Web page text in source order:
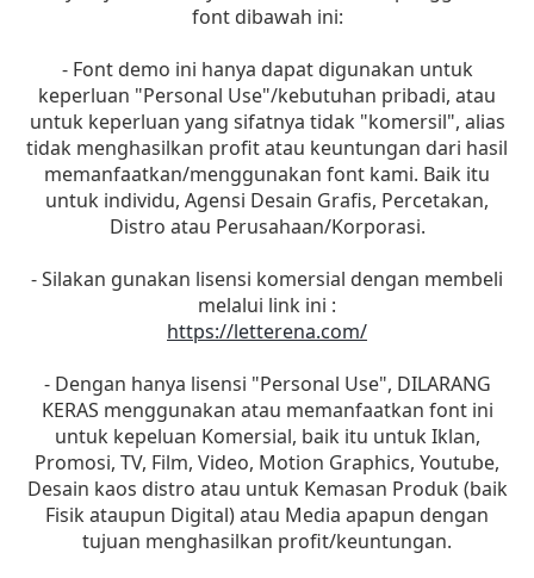
font dibawah ini:
- Font demo ini hanya dapat digunakan untuk
keperluan "Personal Use"/kebutuhan pribadi, atau
untuk keperluan yang sifatnya tidak "komersil", alias
tidak menghasilkan profit atau keuntungan dari hasil
memanfaatkan/menggunakan font kami. Baik itu
untuk individu, Agensi Desain Grafis, Percetakan,
Distro atau Perusahaan/Korporasi.
- Silakan gunakan lisensi komersial dengan membeli
melalui link ini :
https://letterena.com/
- Dengan hanya lisensi "Personal Use", DILARANG
KERAS menggunakan atau memanfaatkan font ini
untuk kepeluan Komersial, baik itu untuk Iklan,
Promosi, TV, Film, Video, Motion Graphics, Youtube,
Desain kaos distro atau untuk Kemasan Produk (baik
Fisik ataupun Digital) atau Media apapun dengan
tujuan menghasilkan profit/keuntungan.